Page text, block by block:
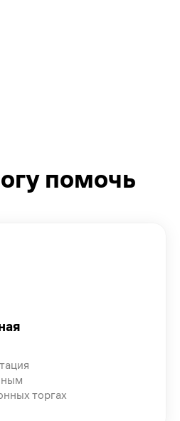
помочь
торгах